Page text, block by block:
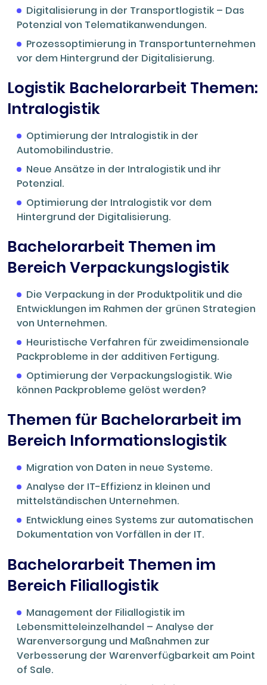
Digitalisierung in der Transportlogistik – Das
Potenzial von Telematikanwendungen.
Prozessoptimierung in Transportunternehmen
vor dem Hintergrund der Digitalisierung.
Logistik Bachelorarbeit Themen:
Intralogistik
Optimierung der Intralogistik in der
Automobilindustrie.
Neue Ansätze in der Intralogistik und ihr
Potenzial.
Optimierung der Intralogistik vor dem
Hintergrund der Digitalisierung.
Bachelorarbeit Themen im
Bereich Verpackungslogistik
Die Verpackung in der Produktpolitik und die
Entwicklungen im Rahmen der grünen Strategien
von Unternehmen.
Heuristische Verfahren für zweidimensionale
Packprobleme in der additiven Fertigung.
Optimierung der Verpackungslogistik. Wie
können Packprobleme gelöst werden?
Themen für Bachelorarbeit im
Bereich Informationslogistik
Migration von Daten in neue Systeme.
Analyse der IT-Effizienz in kleinen und
mittelständischen Unternehmen.
Entwicklung eines Systems zur automatischen
Dokumentation von Vorfällen in der IT.
Bachelorarbeit Themen im
Bereich Filiallogistik
Management der Filiallogistik im
Lebensmitteleinzelhandel – Analyse der
Warenversorgung und Maßnahmen zur
Verbesserung der Warenverfügbarkeit am Point
of Sale.